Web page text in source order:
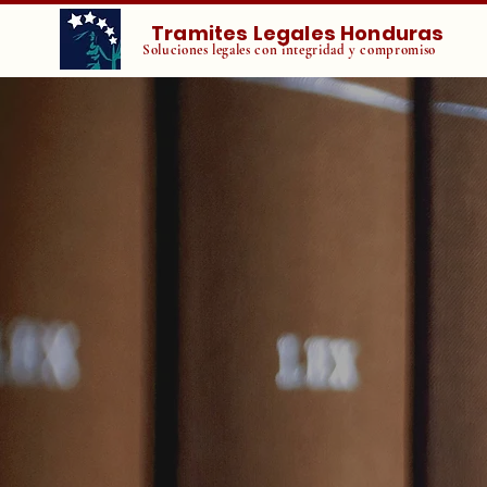
Soluciones legales con integridad y compromiso
Tramites Legales Honduras